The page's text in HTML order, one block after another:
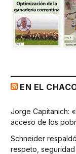
EN EL
Jorge Capitanich:
acceso de los
Schneider
respeto,